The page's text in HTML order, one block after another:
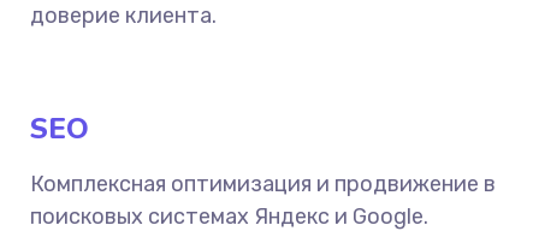
доверие клиента.
SEO
Комплексная оптимизация и продвижение в
поисковых системах Яндекс и Google.